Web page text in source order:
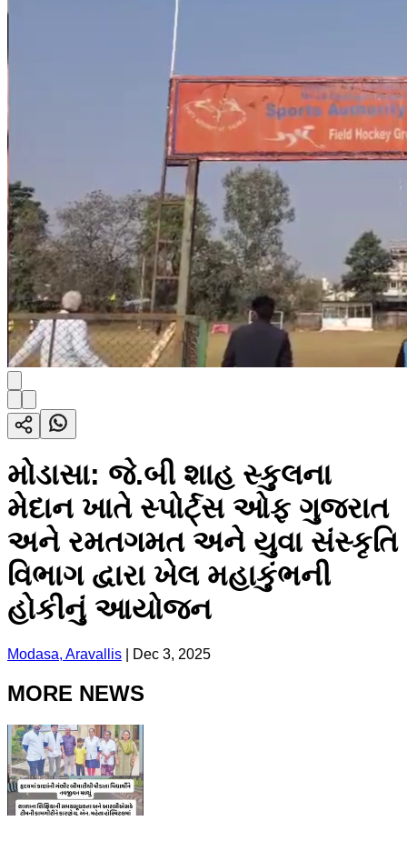
મોડાસા: જે.બી શાહ સ્કુલના
મેદાન ખાતે સ્પોર્ટ્સ ઓફ ગુજરાત
અને રમતગમત અને યુવા સંસ્કૃતિ
વિભાગ દ્વારા ખેલ મહાકુંભની
હોકીનું આયોજન
Modasa, Aravallis Dec 3, 2025
MORE NEWS